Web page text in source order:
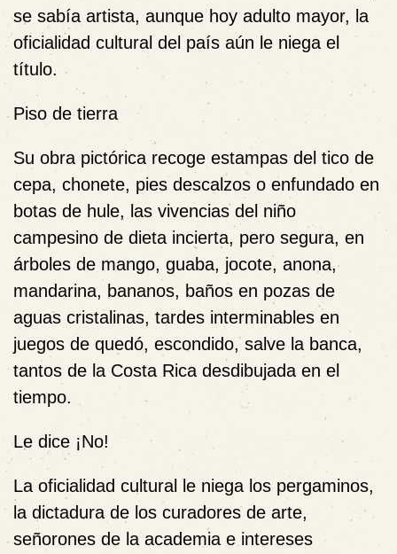
se sabía artista, aunque hoy adulto mayor, la
oficialidad cultural del país aún le niega el
título.
Piso de tierra
Su obra pictórica recoge estampas del tico de
cepa, chonete, pies descalzos o enfundado en
botas de hule, las vivencias del niño
campesino de dieta incierta, pero segura, en
árboles de mango, guaba, jocote, anona,
mandarina, bananos, baños en pozas de
aguas cristalinas, tardes interminables en
juegos de quedó, escondido, salve la banca,
tantos de la Costa Rica desdibujada en el
tiempo.
Le dice ¡No!
La oficialidad cultural le niega los pergaminos,
la dictadura de los curadores de arte,
señorones de la academia e intereses